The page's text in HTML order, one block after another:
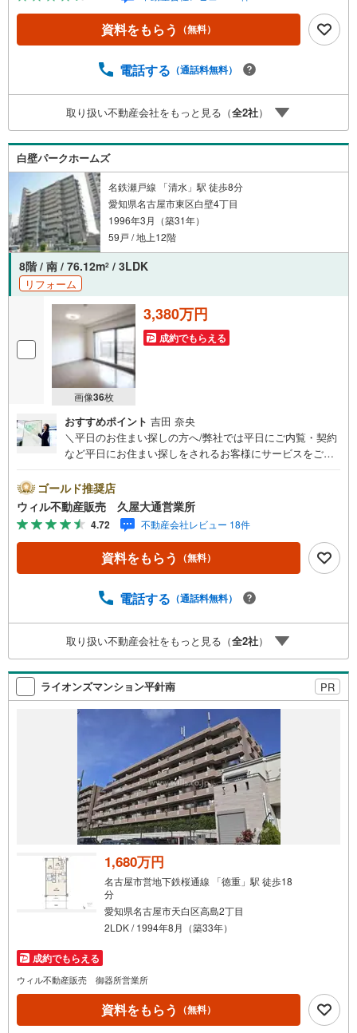
有されているので、名古屋市全域や、その他隣接エリアで
もご内覧が可能です！ 【ウィル不動産販売 久屋大通営業
所】◎地下鉄東山線「栄」駅7A出口から徒歩1分、名城線
ズスペースあり◎営業時間 10:00～19:00（定休日無し） 上
軽にご連絡下さい！現地を見学される場合は「室内・現地
を見学する（無料）」ボタンよりご希望の日時をご記入い
ただけますとスムーズにご案内が可能です。
資料をもらう （無料）
電話する （通話料無料）
取り扱い不動産会社をもっと見る（全2社）
白壁パークホームズ
名鉄瀬戸線 「清水」駅 徒歩8分
愛知県名古屋市東区白壁4丁目
1996年3月（築31年）
59戸 / 地上12階
8階 / 南 / 76.12m2 / 3LDK
リフォーム
画像36枚
3,380万円
成約でもらえる
おすすめポイント 吉田 奈央
＼平日のお住まい探しの方へ/弊社では平日にご内覧・契約
など平日にお住まい探しをされるお客様にサービスをご用
時まで”毎日”営業しています。事前にご予約頂きましたら営
業時間外でのご内覧もご対応いたします。＼本物件の他に
も気になる物件がある方へ/不動産業者間で不動産情報が共
有されているので、名古屋市全域や、その他隣接エリアで
もご内覧が可能です！ 【ウィル不動産販売 久屋大通営業
所】◎地下鉄東山線「栄」駅7A出口から徒歩1分、名城線
ズスペースあり◎営業時間 10:00～19:00（定休日無し） 上
軽にご連絡下さい！現地を見学される場合は「室内・現地
を見学する（無料）」ボタンよりご希望の日時をご記入い
ただけますとスムーズにご案内が可能です。
ゴールド推奨店
ウィル不動産販売 久屋大通営業所
4.72 不動産会社レビュー 18件
資料をもらう （無料）
電話する （通話料無料）
取り扱い不動産会社をもっと見る（全2社）
ライオンズマンション平針南 PR
1,680万円
名古屋市営地下鉄桜通線 「徳重」駅 徒歩18
分
愛知県名古屋市天白区高島2丁目
2LDK / 1994年8月（築33年）
成約でもらえる
ウィル不動産販売 御器所営業所
資料をもらう （無料）